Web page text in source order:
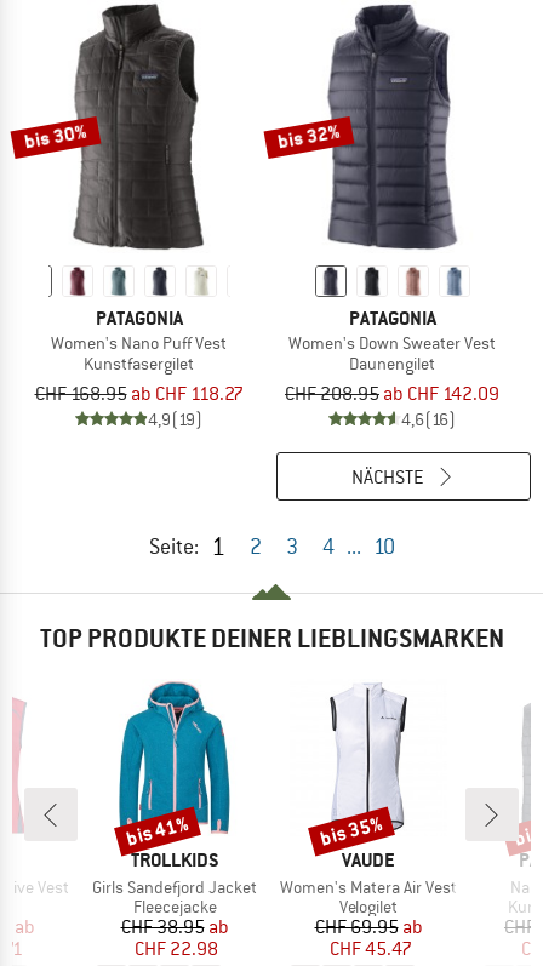
bis 30%
PATAGONIA
Women's Nano Puff Vest
Kunstfasergilet
CHF 168.95 ab CHF 118.27
4,9(19)
bis 32%
PATAGONIA
Women's Down Sweater Vest
Daunengilet
CHF 208.95 ab CHF 142.09
4,6(16)
Seite: 1 2 3 4 ... 10
NÄCHSTE
TOP PRODUKTE DEINER LIEBLINGSMARKEN
Vest
Preis
ab
MARKE
TROLLKIDS
Artikel
Girls Sandefjord Jacket
Produktgruppe
Fleecejacke
Preis
CHF 38.95reduzierter Preis
ab
CHF 22.98
Rabatt
bis 41%
MARKE
VAUDE
Artikel
Women's Matera Air Vest
Produktgruppe
Velogilet
Preis
CHF 69.95reduzierter Preis
ab
CHF 45.47
Rabatt
bis 35%